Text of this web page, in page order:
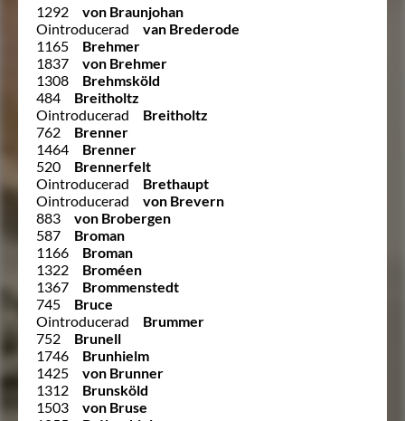
1292
von Braunjohan
Ointroducerad
van Brederode
1165
Brehmer
1837
von Brehmer
1308
Brehmsköld
484
Breitholtz
Ointroducerad
Breitholtz
762
Brenner
1464
Brenner
520
Brennerfelt
Ointroducerad
Brethaupt
Ointroducerad
von Brevern
883
von Brobergen
587
Broman
1166
Broman
1322
Broméen
1367
Brommenstedt
745
Bruce
Ointroducerad
Brummer
752
Brunell
1746
Brunhielm
1425
von Brunner
1312
Brunsköld
1503
von Bruse